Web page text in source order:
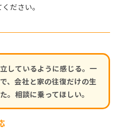
ださい。
しているように感じる。一
、会社と家の往復だけの生
。相談に乗ってほしい。